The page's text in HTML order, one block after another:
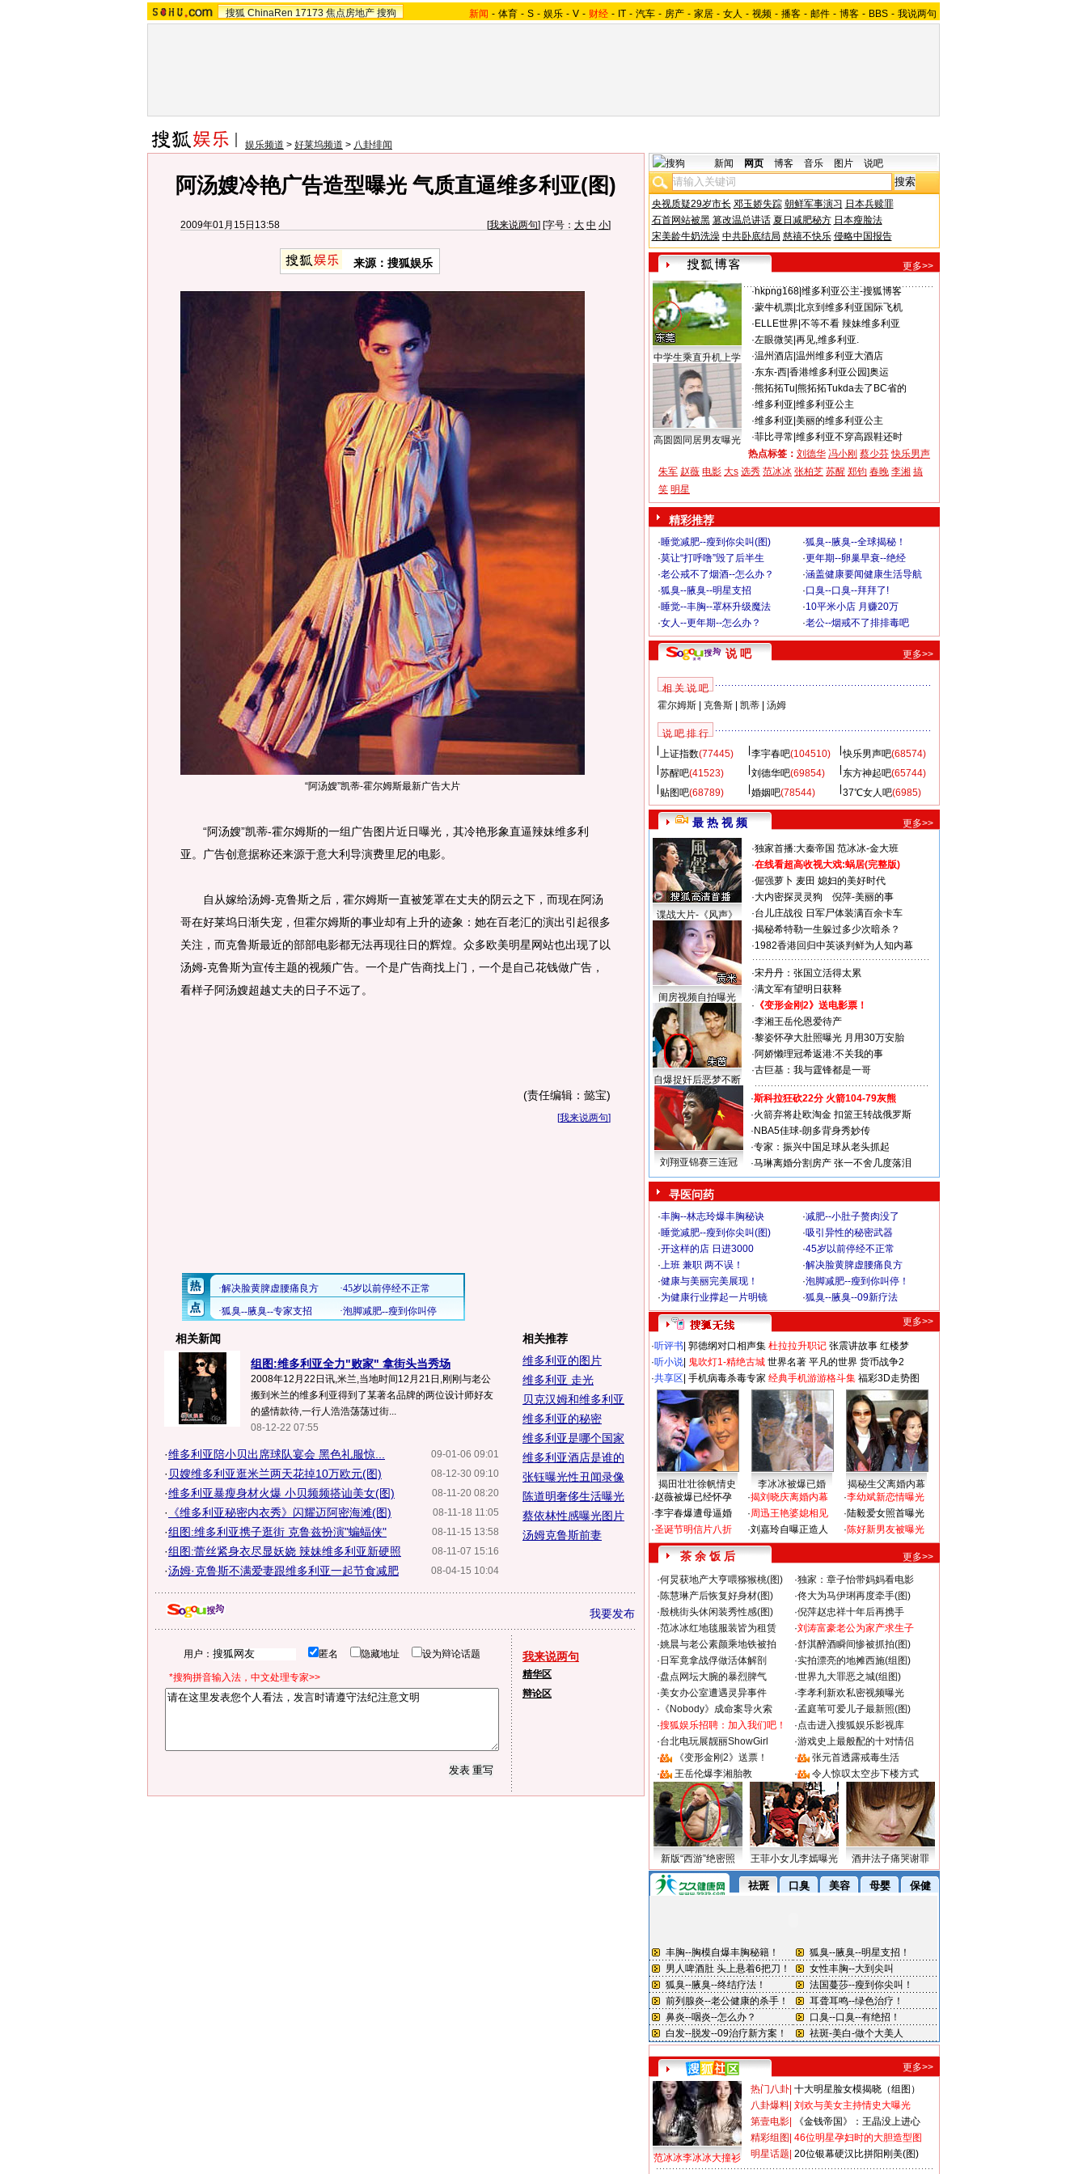
搜狐 ChinaRen 17173 焦点房地产 搜狗 新闻 - 体育 - S - 娱乐 - V - 财经 - IT - 汽车 - 房产 - 家居 - 女人 - 视频 - 播客 - 邮件 - 博客 - BBS - 我说两句
娱乐频道 > 好莱坞频道 > 八卦绯闻
阿汤嫂冷艳广告造型曝光 气质直逼维多利亚(图)
2009年01月15日13:58 [我来说两句] [字号： 大 中 小]
来源：搜狐娱乐
“阿汤嫂”凯蒂-霍尔姆斯最新广告大片
“阿汤嫂”凯蒂-霍尔姆斯的一组广告图片近日曝光，其冷艳形象直逼辣妹维多利
亚。广告创意据称还来源于意大利导演费里尼的电影。
自从嫁给汤姆-克鲁斯之后，霍尔姆斯一直被笼罩在丈夫的阴云之下，而现在阿汤
哥在好莱坞日渐失宠，但霍尔姆斯的事业却有上升的迹象：她在百老汇的演出引起很多
关注，而克鲁斯最近的部部电影都无法再现往日的辉煌。众多欧美明星网站也出现了以
汤姆-克鲁斯为宣传主题的视频广告。一个是广告商找上门，一个是自己花钱做广告，
看样子阿汤嫂超越丈夫的日子不远了。
(责任编辑：懿宝)
[我来说两句]
相关新闻
组图:维多利亚全力"败家" 拿街头当秀场
2008年12月22日讯,米兰,当地时间12月21日,刚刚与老公
搬到米兰的维多利亚得到了某著名品牌的两位设计师好友
的盛情款待,一行人浩浩荡荡过街...
08-12-22 07:55
09-01-06 09:01
·维多利亚陪小贝出席球队宴会 黑色礼服惊...
08-12-30 09:10
· 贝嫂维多利亚逛米兰两天花掉10万欧元(图)
08-11-20 08:20
·维多利亚暴瘦身材火爆 小贝频频搭讪美女(图)
08-11-18 11:05
· 《维多利亚秘密内衣秀》闪耀迈阿密海滩(图)
08-11-15 13:58
·组图:维多利亚携子逛街 克鲁兹扮演"蝙蝠侠"
08-11-07 15:16
·组图:蕾丝紧身衣尽显妖娆 辣妹维多利亚新硬照
08-04-15 10:04
·汤姆·克鲁斯不满爱妻跟维多利亚一起节食减肥
相关推荐
维多利亚的图片
维多利亚 走光
贝克汉姆和维多利亚
维多利亚的秘密
维多利亚是哪个国家
维多利亚酒店是谁的
张钰曝光性丑闻录像
陈道明奢侈生活曝光
蔡依林性感曝光图片
汤姆克鲁斯前妻
我要发布
用户： 匿名 隐藏地址 设为辩论话题
*搜狗拼音输入法，中文处理专家>>
我来说两句
精华区
辩论区
新闻 网页 博客 音乐 图片 说吧
央视质疑29岁市长 邓玉娇失踪 朝鲜军事演习 日本兵赎罪
石首网站被黑 篡改温总讲话 夏日减肥秘方 日本瘦脸法
宋美龄牛奶洗澡 中共卧底结局 慈禧不快乐 侵略中国报告
更多>>
中学生乘直升机上学
高圆圆同居男友曝光
·hkpng168| 维多利亚公主-搜狐博客
·蒙牛机票| 北京到维多利亚国际飞机
· ELLE世界| 不等不看 辣妹维多利亚
·左眼微笑| 再见,维多利亚.
·温州酒店| 温州维多利亚大酒店
·东东-西| 香港维多利亚公园]奥运
·熊拓拓Tu 熊拓拓Tukda去了BC省的
·维多利亚 维多利亚公主
·维多利亚 美丽的维多利亚公主
·菲比寻常 维多利亚不穿高跟鞋还时
热点标签： 刘德华 冯小刚 蔡少芬 快乐男声
朱军 赵薇 电影 大s 选秀 范冰冰 张柏芝 苏醒 郑钧 春晚 李湘 搞
笑 明星
精彩推荐
·睡觉减肥--瘦到你尖叫(图) ·狐臭--腋臭--全球揭秘！
·莫让“打呼噜”毁了后半生 ·更年期--卵巢早衰--绝经
·老公戒不了烟酒--怎么办？ ·涵盖健康要闻健康生活导航
·狐臭--腋臭--明星支招 ·口臭--口臭--拜拜了!
·睡觉--丰胸--罩杯升级魔法 ·10平米小店 月赚20万
·女人--更年期--怎么办？ ·老公--烟戒不了排排毒吧
说 吧 更多>>
相 关 说 吧
霍尔姆斯| 克鲁斯| 凯蒂| 汤姆
说 吧 排 行
上证指数(77445) 李宇春吧(104510) 快乐男声吧(68574)
苏醒吧(41523) 刘德华吧(69854) 东方神起吧(65744)
贴图吧(68789) 婚姻吧(78544) 37℃女人吧(6985)
最 热 视 频 更多>>
谍战大片-《风声》
闺房视频自拍曝光
自爆捉奸后恶梦不断
·独家首播:大秦帝国 范冰冰-金大班
·在线看超高收视大戏:蜗居(完整版)
·倔强萝卜 麦田 媳妇的美好时代
·大内密探灵灵狗
倪萍-美丽的事
·台儿庄战役 日军尸体装满百余卡车
·揭秘希特勒一生躲过多少次暗杀？
·1982香港回归中英谈判鲜为人知内幕
·宋丹丹：张国立活得太累
·满文军有望明日获释
· 《变形金刚2》送电影票！
·李湘王岳伦恩爱待产
·黎姿怀孕大肚照曝光 月用30万安胎
·阿娇懒理冠希返港:不关我的事
·古巨基：我与霆锋都是一哥
刘翔亚锦赛三连冠
·斯科拉狂砍22分 火箭104-79灰熊
·火箭弃将赴欧淘金 扣篮王转战俄罗斯
· NBA5佳球-朗多背身秀妙传
·专家：振兴中国足球从老头抓起
·马琳离婚分割房产 张一不舍几度落泪
寻医问药
·丰胸--林志玲爆丰胸秘诀 ·减肥--小肚子赘肉没了
·睡觉减肥--瘦到你尖叫(图) ·吸引异性的秘密武器
·开这样的店 日进3000 ·45岁以前停经不正常
·上班 兼职 两不误！ ·解决脸黄脾虚腰痛良方
·健康与美丽完美展现！ ·泡脚减肥--瘦到你叫停！
·为健康行业撑起一片明镜 ·狐臭--腋臭--09新疗法
更多>>
·听评书 郭德纲对口相声集 杜拉拉升职记 张震讲故事 红楼梦
·听小说 鬼吹灯1-精绝古城 世界名著 平凡的世界 货币战争2
·共享区 手机病毒杀毒专家 经典手机游游格斗集 福彩3D走势图
揭田壮壮徐帆情史 李冰冰被爆已婚
揭秘生父离婚内幕
·赵薇被爆已经怀孕
·李宇春爆遭母逼婚
·圣诞节明信片八折
·揭刘晓庆离婚内幕
·周迅王艳婆媳相见
·刘嘉玲自曝正造人
·李幼斌新恋情曝光
·陆毅爱女照首曝光
·陈好新男友被曝光
茶 余 饭 后
更多>>
·何炅获地产大亨喂猕猴桃(图) ·独家：章子怡带妈妈看电影
·陈慧琳产后恢复好身材(图) ·佟大为马伊琍再度牵手(图)
·殷桃街头休闲装秀性感(图) ·倪萍赵忠祥十年后再携手
·范冰冰红地毯服装皆为租赁 ·刘涛富豪老公为家产求生子
·姚晨与老公素颜乘地铁被拍 ·舒淇醉酒瞬间惨被抓拍(图)
· 日军竟拿战俘做活体解剖 ·实拍漂亮的地摊西施(组图)
·盘点网坛大腕的暴烈脾气 ·世界九大罪恶之城(组图)
·美女办公室遭遇灵异事件 ·李孝利新欢私密视频曝光
· 《Nobody》成命案导火索 ·孟庭苇可爱儿子最新照(图)
·搜狐娱乐招聘：加入我们吧！ ·点击进入搜狐娱乐影视库
·台北电玩展靓丽ShowGirl ·游戏史上最般配的十对情侣
·
《变形金刚2》送票！ ·
张元首透露戒毒生活
·
王岳伦爆李湘胎教 · 令人惊叹太空步下楼方式
新版“西游”绝密照 王菲小女儿李嫣曝光 酒井法子痛哭谢罪
更多>>
范冰冰李冰冰大撞衫
热门八卦 十大明星脸女模揭晓（组图）
八卦爆料 刘欢与美女主持情史大曝光
第壹电影
《金钱帝国》：王晶没上进心
精彩组图 46位明星孕妇时的大胆造型图
明星话题 20位银幕硬汉比拼阳刚美(图)